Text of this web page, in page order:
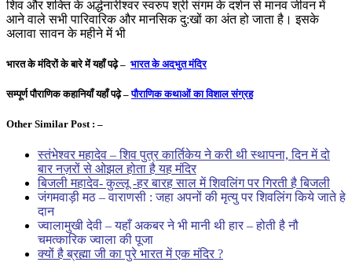
शिव और शक्ति के अर्द्धनारीश्वर स्वरुप श्री संगम के दर्शन से मानव जीवन में
आने वाले सभी पारिवारिक और मानसिक दु:खों का अंत हो जाता है। इसके
अलावा सावन के महीने में भी
भारत के मंदिरों के बारे में यहाँ पढ़े – भारत के अदभुत मंदिर
सम्पूर्ण पौराणिक कहानियाँ यहाँ पढ़े –पौराणिक कथाओं का विशाल संग्रह
Other Similar Post : –
स्तंभेश्वर महादेव – शिव पुत्र कार्तिकेय ने करी थी स्थापना, दिन में दो
बार नज़रों से ओझल होता है यह मंदिर
बिजली महादेव- कुल्लू -हर बारह साल में शिवलिंग पर गिरती है बिजली
जंगमवाड़ी मठ – वाराणसी : जहा अपनों की मृत्यु पर शिवलिंग किये जाते हे
दान
ज्वालामुखी देवी – यहाँ अकबर ने भी मानी थी हार – होती है नौ
चमत्कारिक ज्वाला की पूजा
क्यों है ब्रह्मा जी का पुरे भारत में एक मंदिर ?